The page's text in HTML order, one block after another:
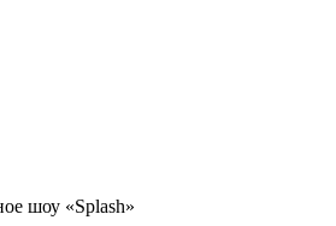
шоу «Splash»